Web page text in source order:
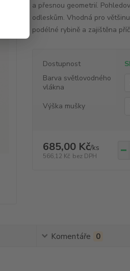
a přesnou geometrií.
odleskům. Vhodná pro
podélné rybině a zajištěna
Dostupnost
Barva světlovodného
vlákna
Výška mušky
685,00 Kč/ks
566,12 Kč bez DPH
Komentáře 0